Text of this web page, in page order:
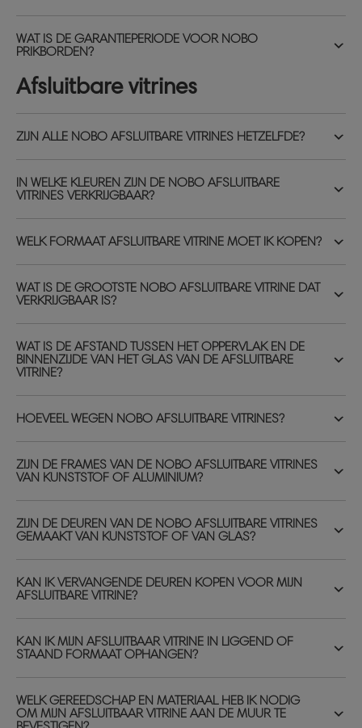
WAT IS DE GARANTIEPERIODE VOOR NOBO
PRIKBORDEN?
Afsluitbare vitrines
ZIJN ALLE NOBO AFSLUITBARE VITRINES HETZELFDE?
IN WELKE KLEUREN ZIJN DE NOBO AFSLUITBARE
VITRINES VERKRIJGBAAR?
WELK FORMAAT AFSLUITBARE VITRINE MOET IK KOPEN?
WAT IS DE GROOTSTE NOBO AFSLUITBARE VITRINE DAT
VERKRIJGBAAR IS?
WAT IS DE AFSTAND TUSSEN HET OPPERVLAK EN DE
BINNENZIJDE VAN HET GLAS VAN DE AFSLUITBARE
VITRINE?
HOEVEEL WEGEN NOBO AFSLUITBARE VITRINES?
ZIJN DE FRAMES VAN DE NOBO AFSLUITBARE VITRINES
VAN KUNSTSTOF OF ALUMINIUM?
ZIJN DE DEUREN VAN DE NOBO AFSLUITBARE VITRINES
GEMAAKT VAN KUNSTSTOF OF VAN GLAS?
KAN IK VERVANGENDE DEUREN KOPEN VOOR MIJN
AFSLUITBARE VITRINE?
KAN IK MIJN AFSLUITBAAR VITRINE IN LIGGEND OF
STAAND FORMAAT OPHANGEN?
WELK GEREEDSCHAP EN MATERIAAL HEB IK NODIG
OM MIJN AFSLUITBAAR VITRINE AAN DE MUUR TE